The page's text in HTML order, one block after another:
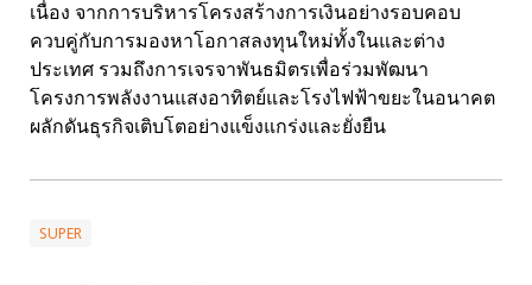
เนื่อง จากการบริหารโครงสร้างการเงินอย่างรอบคอบ
ควบคู่กับการมองหาโอกาสลงทุนใหม่ทั้งในและต่าง
ประเทศ รวมถึงการเจรจาพันธมิตรเพื่อร่วมพัฒนา
โครงการพลังงานแสงอาทิตย์และโรงไฟฟ้าขยะในอนาคต
ผลักดันธุรกิจเติบโตอย่างแข็งแกร่งและยั่งยืน
SUPER